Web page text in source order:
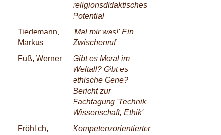
religionsdidaktisches
Potential
Tiedemann,
Markus
'Mal mir was!' Ein
Zwischenruf
Fuß, Werner
Gibt es Moral im
Weltall? Gibt es
ethische Gene?
Bericht zur
Fachtagung 'Technik,
Wissenschaft, Ethik'
Fröhlich,
Kompetenzorientierter